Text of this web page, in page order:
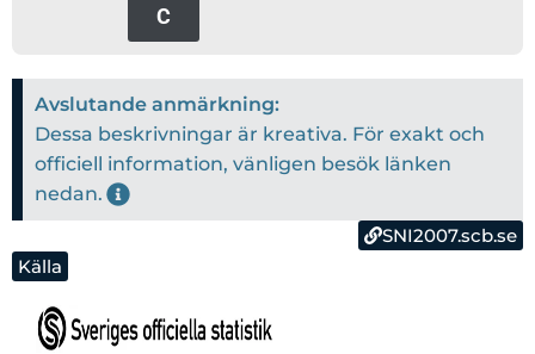
C
Avslutande anmärkning:
Dessa beskrivningar är kreativa. För exakt och
officiell information, vänligen besök länken
nedan.
SNI2007.scb.se
Källa